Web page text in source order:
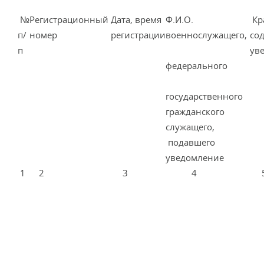
№
п/
п
Регистрационный
номер
Дата, время
регистрации
Ф.И.О.
военнослужащего,
федерального
государственного
гражданского
служащего,
подавшего
уведомление
1 2 3 4